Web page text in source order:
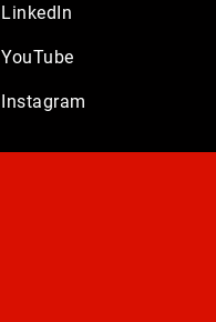
LinkedIn
YouTube
Instagram